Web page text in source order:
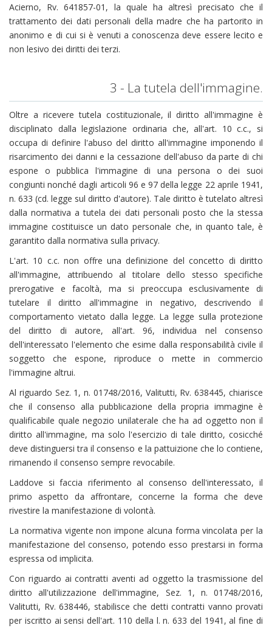
Acierno, Rv. 641857-01, la quale ha altresì precisato che il
trattamento dei dati personali della madre che ha partorito in
anonimo e di cui si è venuti a conoscenza deve essere lecito e
non lesivo dei diritti dei terzi.
3 - La tutela dell'immagine.
Oltre a ricevere tutela costituzionale, il diritto all'immagine è
disciplinato dalla legislazione ordinaria che, all'art. 10 c.c., si
occupa di definire l'abuso del diritto all'immagine imponendo il
risarcimento dei danni e la cessazione dell'abuso da parte di chi
espone o pubblica l'immagine di una persona o dei suoi
congiunti nonché dagli articoli 96 e 97 della legge 22 aprile 1941,
n. 633 (cd. legge sul diritto d'autore). Tale diritto è tutelato altresì
dalla normativa a tutela dei dati personali posto che la stessa
immagine costituisce un dato personale che, in quanto tale, è
garantito dalla normativa sulla privacy.
L'art. 10 c.c. non offre una definizione del concetto di diritto
all'immagine, attribuendo al titolare dello stesso specifiche
prerogative e facoltà, ma si preoccupa esclusivamente di
tutelare il diritto all'immagine in negativo, descrivendo il
comportamento vietato dalla legge. La legge sulla protezione
del diritto di autore, all'art. 96, individua nel consenso
dell'interessato l'elemento che esime dalla responsabilità civile il
soggetto che espone, riproduce o mette in commercio
l'immagine altrui.
Al riguardo Sez. 1, n. 01748/2016, Valitutti, Rv. 638445, chiarisce
che il consenso alla pubblicazione della propria immagine è
qualificabile quale negozio unilaterale che ha ad oggetto non il
diritto all'immagine, ma solo l'esercizio di tale diritto, cosicché
deve distinguersi tra il consenso e la pattuizione che lo contiene,
rimanendo il consenso sempre revocabile.
Laddove si faccia riferimento al consenso dell'interessato, il
primo aspetto da affrontare, concerne la forma che deve
rivestire la manifestazione di volontà.
La normativa vigente non impone alcuna forma vincolata per la
manifestazione del consenso, potendo esso prestarsi in forma
espressa od implicita.
Con riguardo ai contratti aventi ad oggetto la trasmissione del
diritto all'utilizzazione dell'immagine, Sez. 1, n. 01748/2016,
Valitutti, Rv. 638446, stabilisce che detti contratti vanno provati
per iscritto ai sensi dell'art. 110 della l. n. 633 del 1941, al fine di